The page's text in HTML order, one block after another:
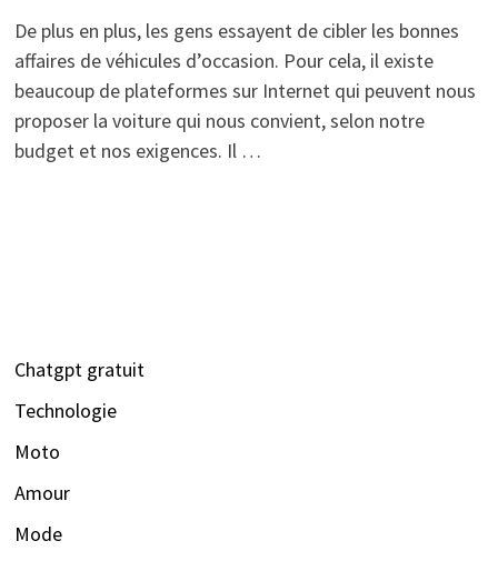
De plus en plus, les gens essayent de cibler les bonnes
affaires de véhicules d’occasion. Pour cela, il existe
beaucoup de plateformes sur Internet qui peuvent nous
proposer la voiture qui nous convient, selon notre
budget et nos exigences. Il …
Chatgpt gratuit
Technologie
Moto
Amour
Mode